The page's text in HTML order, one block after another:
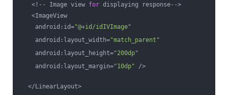
<!-- Image view for displaying response-->
<ImageView
android:id="@+id/idIVImage"
android:layout_width="match_parent"
android:layout_height="200dp"
android:layout_margin="10dp" />
</LinearLayout>